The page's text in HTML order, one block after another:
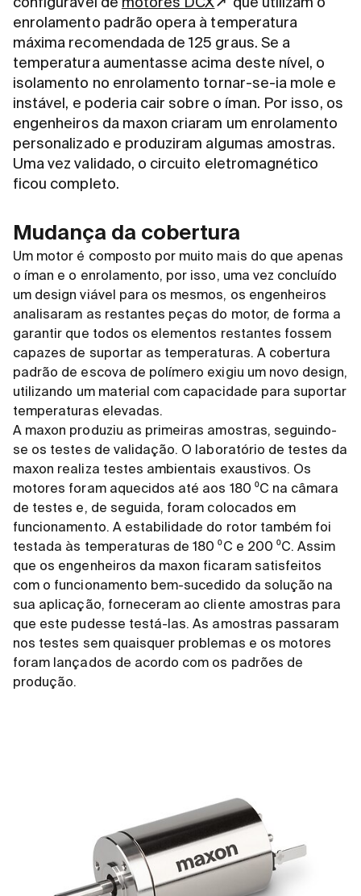
configurável de motores DCX
que utilizam o
enrolamento padrão opera à temperatura
máxima recomendada de 125 graus. Se a
temperatura aumentasse acima deste nível, o
isolamento no enrolamento tornar-se-ia mole e
instável, e poderia cair sobre o íman. Por isso, os
engenheiros da maxon criaram um enrolamento
personalizado e produziram algumas amostras.
Uma vez validado, o circuito eletromagnético
ficou completo.
Mudança da cobertura
Um motor é composto por muito mais do que apenas
o íman e o enrolamento, por isso, uma vez concluído
um design viável para os mesmos, os engenheiros
analisaram as restantes peças do motor, de forma a
garantir que todos os elementos restantes fossem
capazes de suportar as temperaturas. A cobertura
padrão de escova de polímero exigiu um novo design,
utilizando um material com capacidade para suportar
temperaturas elevadas.
A maxon produziu as primeiras amostras, seguindo-
se os testes de validação. O laboratório de testes da
maxon realiza testes ambientais exaustivos. Os
motores foram aquecidos até aos 180 ⁰C na câmara
de testes e, de seguida, foram colocados em
funcionamento. A estabilidade do rotor também foi
testada às temperaturas de 180 ⁰C e 200 ⁰C. Assim
que os engenheiros da maxon ficaram satisfeitos
com o funcionamento bem-sucedido da solução na
sua aplicação, forneceram ao cliente amostras para
que este pudesse testá-las. As amostras passaram
nos testes sem quaisquer problemas e os motores
foram lançados de acordo com os padrões de
produção.